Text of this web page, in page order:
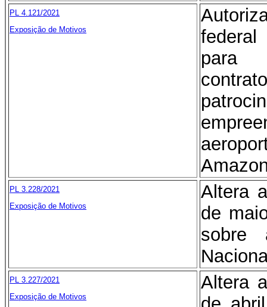
PL 4.121/2021
Exposição de Motivos
federal
para
PL 3.228/2021
Exposição de Motivos
Altera
de
sobre
PL 3.227/2021
Exposição de Motivos
Altera